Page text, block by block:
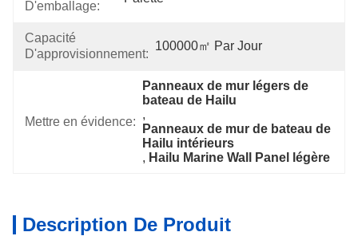
D'emballage:
Capacité
D'approvisionnement:
100000㎡ Par Jour
Mettre en évidence:
Panneaux de mur légers de
bateau de Hailu
,
Panneaux de mur de bateau de
Hailu intérieurs
, Hailu Marine Wall Panel légère
Description De Produit